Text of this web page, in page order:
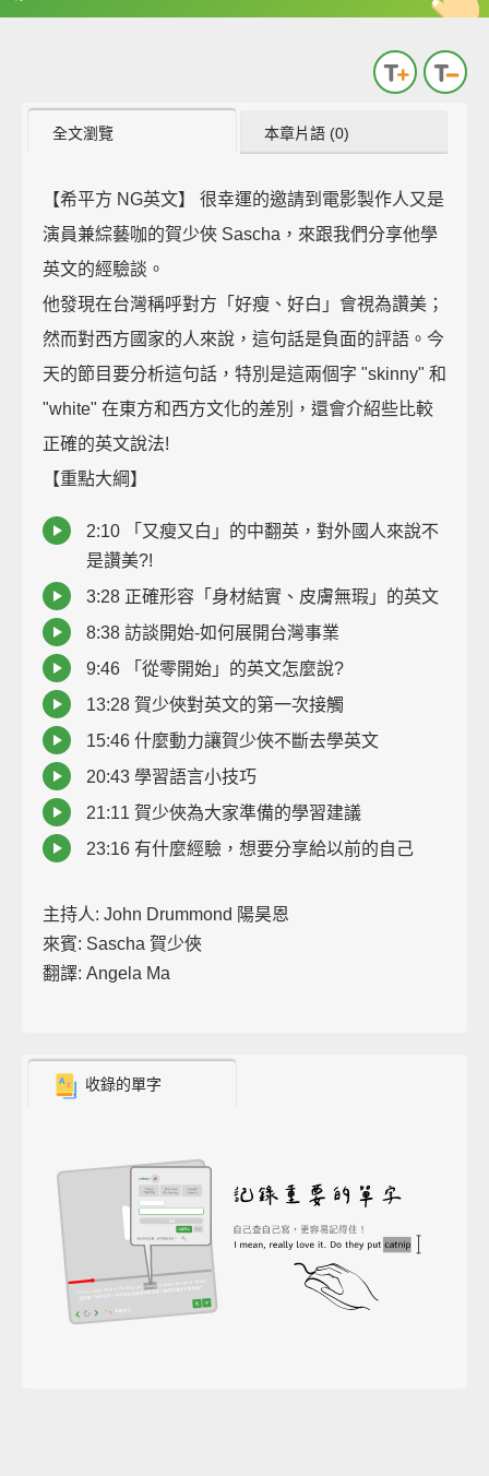
全文瀏覽 本章片語 (0)
【希平方 NG英文】 很幸運的邀請到電影製作人又是
演員兼綜藝咖的賀少俠 Sascha，來跟我們分享他學
英文的經驗談。
他發現在台灣稱呼對方「好瘦、好白」會視為讚美；
然而對西方國家的人來說，這句話是負面的評語。今
天的節目要分析這句話，特別是這兩個字 "skinny" 和
"white" 在東方和西方文化的差別，還會介紹些比較
正確的英文說法!
【重點大綱】
2:10 「又瘦又白」的中翻英，對外國人來說不
是讚美?!
3:28 正確形容「身材結實、皮膚無瑕」的英文
8:38 訪談開始-如何展開台灣事業
9:46 「從零開始」的英文怎麼說?
13:28 賀少俠對英文的第一次接觸
15:46 什麼動力讓賀少俠不斷去學英文
20:43 學習語言小技巧
21:11 賀少俠為大家準備的學習建議
23:16 有什麼經驗，想要分享給以前的自己
主持人: John Drummond 陽昊恩
來賓: Sascha 賀少俠
翻譯: Angela Ma
收錄的單字